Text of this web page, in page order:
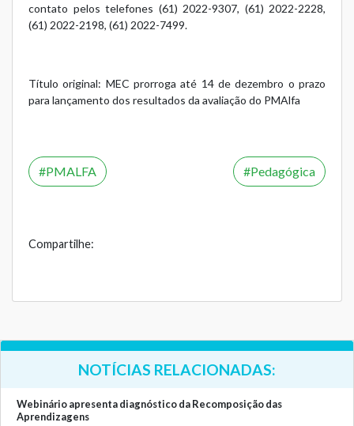
contato pelos telefones (61) 2022-9307, (61) 2022-2228,
(61) 2022-2198, (61) 2022-7499.
Título original: MEC prorroga até 14 de dezembro o prazo
para lançamento dos resultados da avaliação do PMAlfa
PMALFA Pedagógica
Compartilhe:
NOTÍCIAS RELACIONADAS:
Webinário apresenta diagnóstico da Recomposição das
Aprendizagens